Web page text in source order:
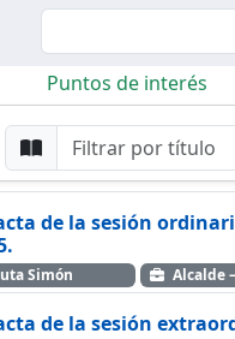
Buscador
Puntos de interés
Buscar por Punto
de la sesión
Simón Alcalde
de la sesión